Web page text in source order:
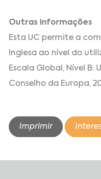
Outras informações
Esta UC permite a
Inglesa ao nível do
Escala Global, Nível
Conselho da Europa,
Imprimir